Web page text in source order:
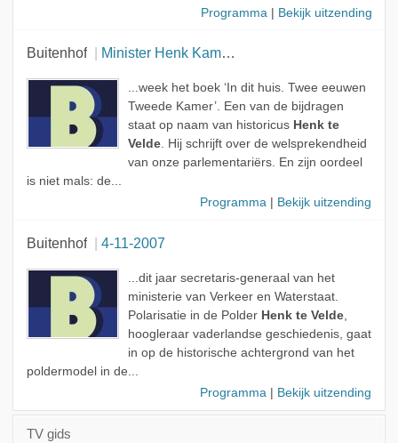
Programma
Bekijk uitzending
Buitenhof Minister Henk Kamp, Burgerinitiatief Ons Geld, Retorica in 200 jaar koninkrijk
...week het boek ‘In dit huis. Twee eeuwen
Tweede Kamer’. Een van de bijdragen
staat op naam van historicus Henk te
Velde. Hij schrijft over de welsprekendheid
van onze parlementariërs. En zijn oordeel
is niet mals: de...
Programma
Bekijk uitzending
Buitenhof 4-11-2007
...dit jaar secretaris-generaal van het
ministerie van Verkeer en Waterstaat.
Polarisatie in de Polder Henk te Velde,
hoogleraar vaderlandse geschiedenis, gaat
in op de historische achtergrond van het
poldermodel in de...
Programma
Bekijk uitzending
TV gids